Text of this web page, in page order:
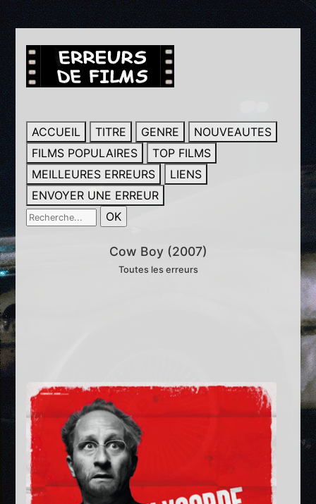
ACCUEIL TITRE GENRE
NOUVEAUTES
FILMS POPULAIRES
TOP FILMS
MEILLEURES ERREURS
LIENS
ENVOYER UNE ERREUR
Cow Boy (2007)
Toutes les erreurs